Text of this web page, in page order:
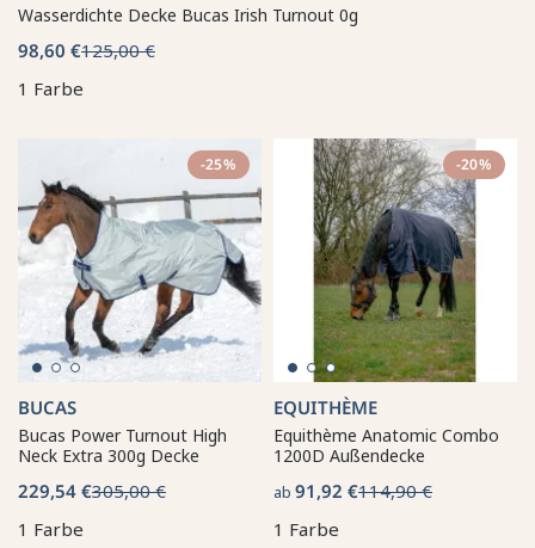
Wasserdichte Decke Bucas Irish Turnout 0g
98,60 €125,00 €
1 Farbe
-25%
BUCAS
Bucas Power Turnout High
Neck Extra 300g Decke
229,54 €305,00 €
1 Farbe
-20%
EQUITHÈME
Equithème Anatomic Combo
1200D Außendecke
ab 91,92 €114,90 €
1 Farbe